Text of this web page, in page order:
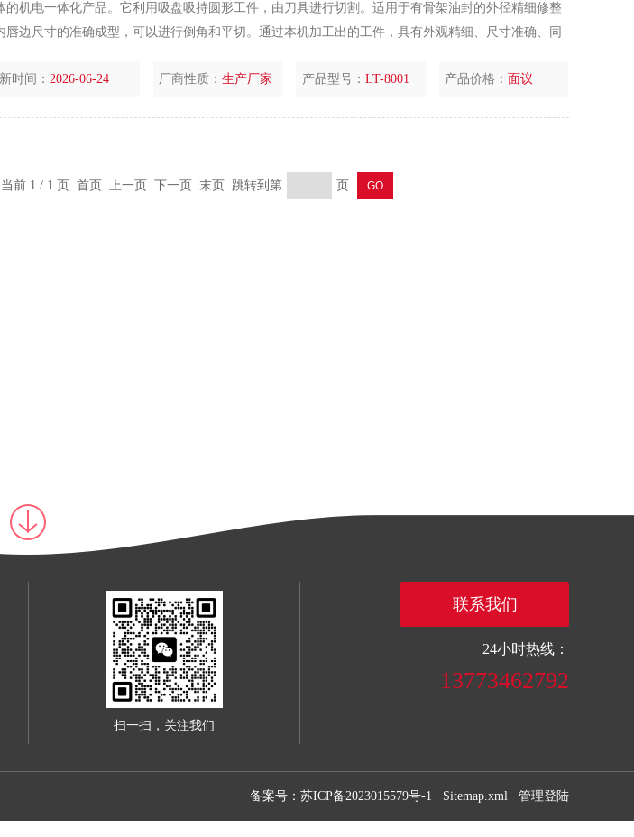
的机电一体化产品。它利用吸盘吸持圆形工件，由刀具进行切割。适用于有骨架油封的外径精细修整
唇边尺寸的准确成型，可以进行倒角和平切。通过本机加工出的工件，具有外观精细、尺寸准确、同
时间：2026-06-24 厂商性质：生产厂家 产品型号： LT-8001 产品价格： 面议
当前 1 / 1 页 首页 上一页 下一页 末页 跳转到第 页
扫一扫，关注我们
联系我们
24小时热线：
13773462792
备案号：苏ICP备2023015579号-1 Sitemap.xml 管理登陆